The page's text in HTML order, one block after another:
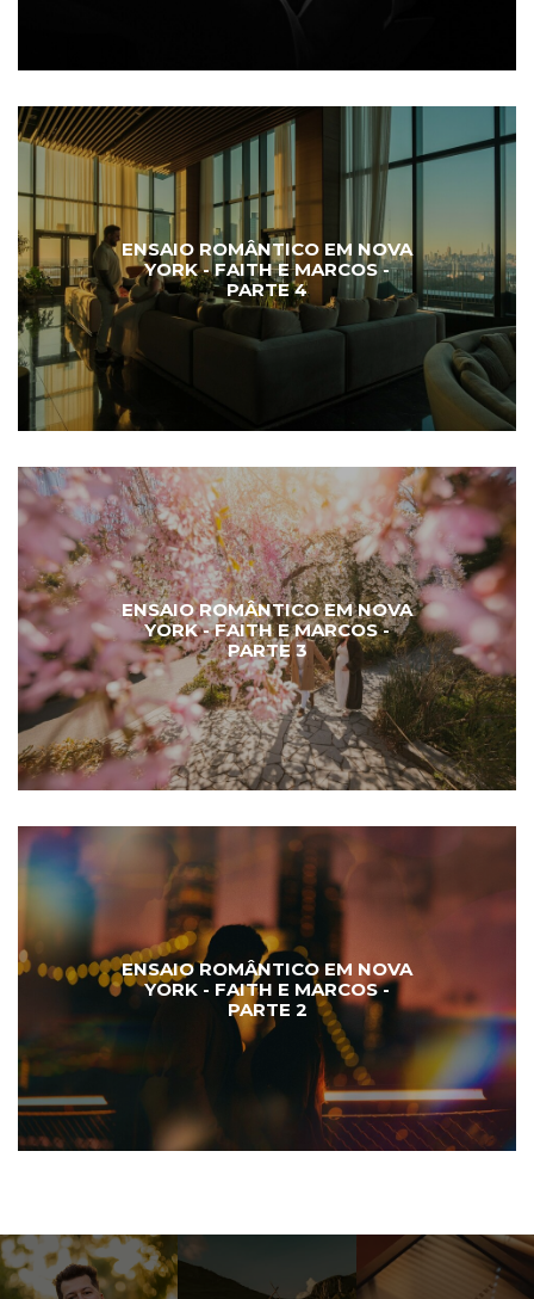
ENSAIO ROMÂNTICO EM NOVA
YORK - FAITH E MARCOS -
PARTE 4
ENSAIO ROMÂNTICO EM NOVA
YORK - FAITH E MARCOS -
PARTE 3
ENSAIO ROMÂNTICO EM NOVA
YORK - FAITH E MARCOS -
PARTE 2